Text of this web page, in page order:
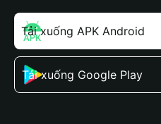
Tải xuống APK Android
Tải xuống Google Play